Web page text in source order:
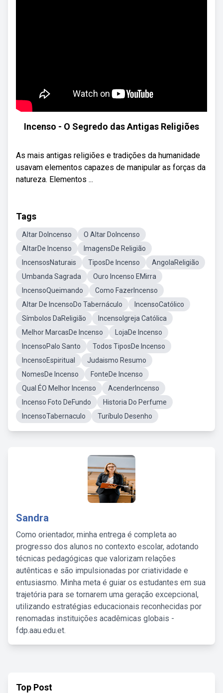
Incenso - O Segredo das Antigas Religiões
As mais antigas religiões e tradições da humanidade
usavam elementos capazes de manipular as forças da
natureza. Elementos ...
Tags
Altar DoIncenso
O Altar DoIncenso
AltarDe Incenso
ImagensDe Religião
IncensosNaturais
TiposDe Incenso
AngolaReligião
Umbanda Sagrada
Ouro Incenso EMirra
IncensoQueimando
Como FazerIncenso
Altar De IncensoDo Tabernáculo
IncensoCatólico
Símbolos DaReligião
IncensoIgreja Católica
Melhor MarcasDe Incenso
LojaDe Incenso
IncensoPalo Santo
Todos TiposDe Incenso
IncensoEspiritual
Judaismo Resumo
NomesDe Incenso
FonteDe Incenso
Qual ÉO Melhor Incenso
AcenderIncenso
Incenso Foto DeFundo
Historia Do Perfume
IncensoTabernaculo
Turíbulo Desenho
Sandra
Como orientador, minha entrega é completa ao
progresso dos alunos no contexto escolar, adotando
técnicas pedagógicas que valorizam relações
autênticas e são impulsionadas por criatividade e
entusiasmo. Minha meta é guiar os estudantes em sua
trajetória para se tornarem uma geração excepcional,
utilizando estratégias educacionais reconhecidas por
renomadas instituições acadêmicas globais -
fdp.aau.edu.et.
Top Post